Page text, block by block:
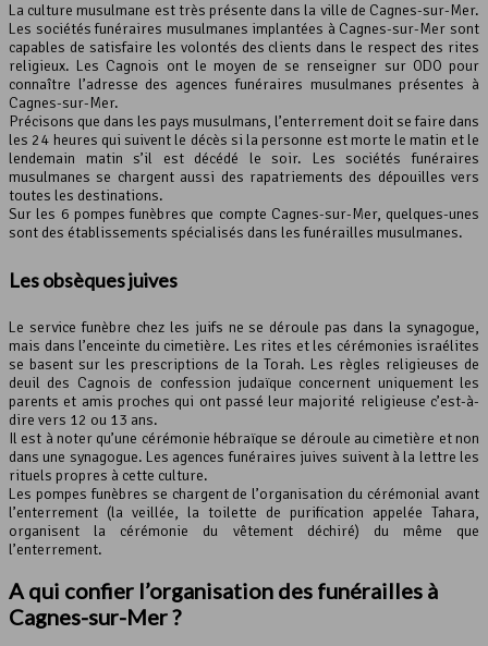
La culture musulmane est très présente dans la ville de Cagnes-sur-Mer.
Les sociétés funéraires musulmanes implantées à Cagnes-sur-Mer sont
capables de satisfaire les volontés des clients dans le respect des rites
religieux. Les Cagnois ont le moyen de se renseigner sur ODO pour
connaître l’adresse des agences funéraires musulmanes présentes à
Cagnes-sur-Mer.
Précisons que dans les pays musulmans, l’enterrement doit se faire dans
les 24 heures qui suivent le décès si la personne est morte le matin et le
lendemain matin s’il est décédé le soir. Les sociétés funéraires
musulmanes se chargent aussi des rapatriements des dépouilles vers
toutes les destinations.
Sur les 6 pompes funèbres que compte Cagnes-sur-Mer, quelques-unes
sont des établissements spécialisés dans les funérailles musulmanes.
Les obsèques juives
Le service funèbre chez les juifs ne se déroule pas dans la synagogue,
mais dans l’enceinte du cimetière. Les rites et les cérémonies israélites
se basent sur les prescriptions de la Torah. Les règles religieuses de
deuil des Cagnois de confession judaïque concernent uniquement les
parents et amis proches qui ont passé leur majorité religieuse c’est-à-
dire vers 12 ou 13 ans.
Il est à noter qu’une cérémonie hébraïque se déroule au cimetière et non
dans une synagogue. Les agences funéraires juives suivent à la lettre les
rituels propres à cette culture.
Les pompes funèbres se chargent de l’organisation du cérémonial avant
l’enterrement (la veillée, la toilette de purification appelée Tahara,
organisent la cérémonie du vêtement déchiré) du même que
l’enterrement.
A qui confier l’organisation des funérailles à
Cagnes-sur-Mer ?